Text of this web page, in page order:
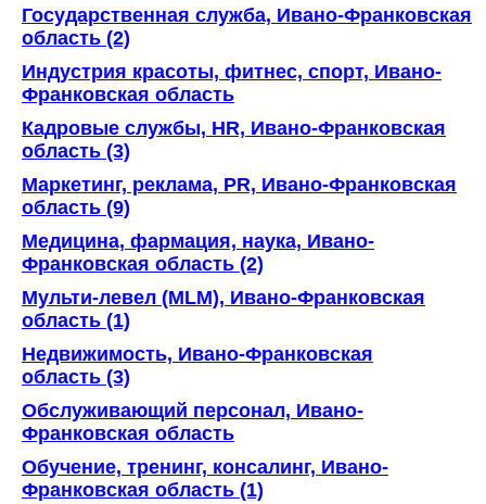
Государственная служба, Ивано-Франковская
область (2)
Индустрия красоты, фитнес, спорт, Ивано-
Франковская область
Кадровые службы, HR, Ивано-Франковская
область (3)
Маркетинг, реклама, PR, Ивано-Франковская
область (9)
Медицина, фармация, наука, Ивано-
Франковская область (2)
Мульти-левел (MLM), Ивано-Франковская
область (1)
Недвижимость, Ивано-Франковская
область (3)
Обслуживающий персонал, Ивано-
Франковская область
Обучение, тренинг, консалинг, Ивано-
Франковская область (1)